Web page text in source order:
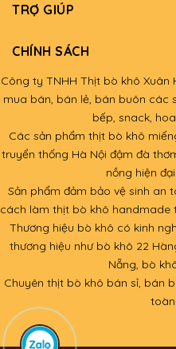
TRỢ GIÚP
CHÍNH SÁCH
Công ty TNHH Thịt bò khô Xuân
mua bán, bán lẻ, bán buôn các
bếp, snack,
Các sản phẩm thịt bò khô
truyển thống Hà Nội đậm đà
nồng hiện
Sản phẩm đảm bảo vệ sinh an
cách làm thịt bò khô handmade
Thương hiệu bò khô có kinh
thương hiệu như bò khô 22
Nẵng, bò
Chuyên thịt bò khô bán sỉ, bán